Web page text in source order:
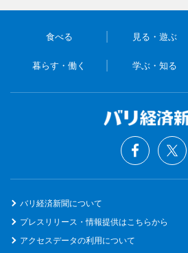
食べる 見る・遊ぶ
暮らす・働く 学ぶ・知る
バリ経済新聞について
プレスリリース・情報提供はこちらから
アクセスデータの利用について